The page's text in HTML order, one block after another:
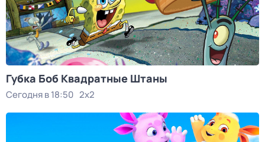
Губка Боб Квадратные Штаны
Сегодня в 18:50 2x2